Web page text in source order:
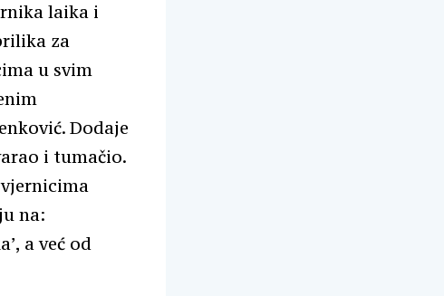
laika i
za
u svim
Dodaje
i tumačio.
na:
a već od